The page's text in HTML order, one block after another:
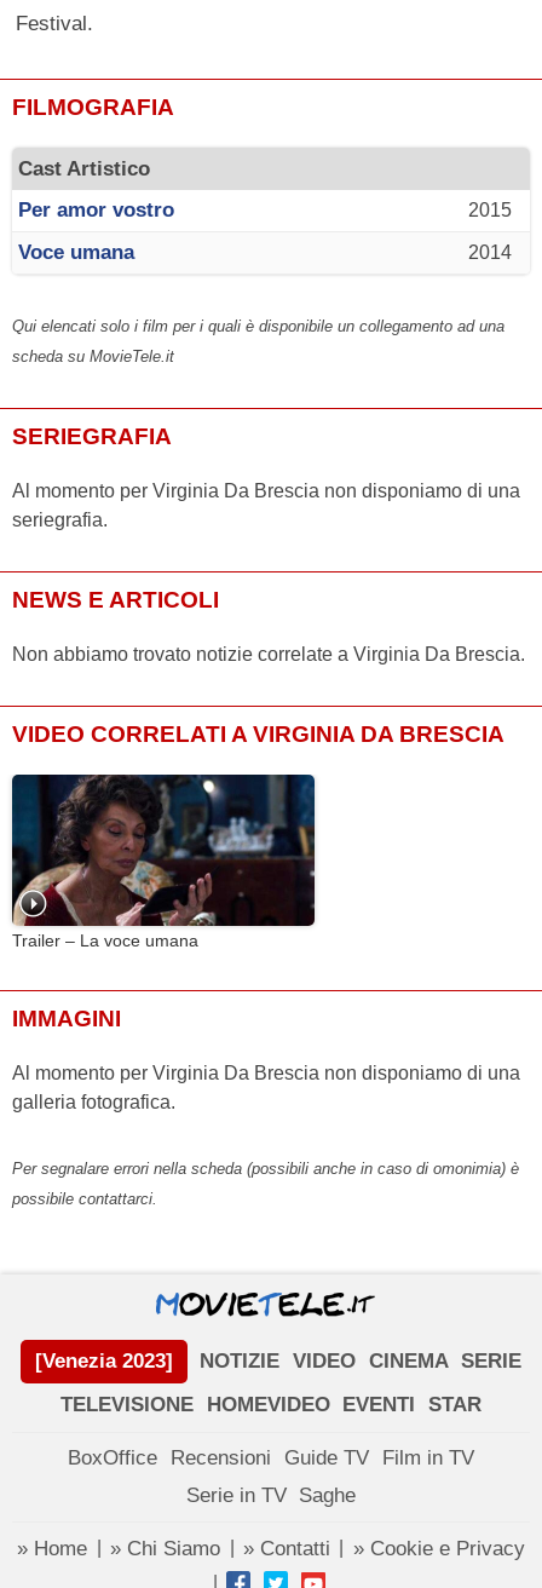
Festival.
FILMOGRAFIA
Cast Artistico
2015
Per amor vostro
2014
Voce umana
Qui elencati solo i film per i quali è disponibile un collegamento ad una
scheda su MovieTele.it
SERIEGRAFIA
Al momento per Virginia Da Brescia non disponiamo di una
seriegrafia.
NEWS E ARTICOLI
Non abbiamo trovato notizie correlate a Virginia Da Brescia.
VIDEO CORRELATI A VIRGINIA DA BRESCIA
Trailer – La voce umana
IMMAGINI
Al momento per Virginia Da Brescia non disponiamo di una
galleria fotografica.
Per segnalare errori nella scheda (possibili anche in caso di omonimia) è
possibile contattarci.
[Venezia 2023] NOTIZIE VIDEO CINEMA SERIE
TELEVISIONE
HOMEVIDEO EVENTI STAR
BoxOffice Recensioni Guide TV
Film in TV
Serie in TV Saghe
» Home » Chi Siamo » Contatti » Cookie e Privacy